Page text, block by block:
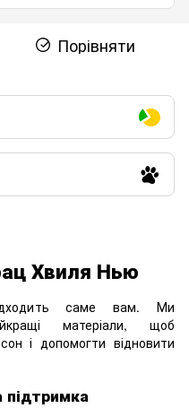
Порівняти
Хвиля Нью
саме вам. Ми
матеріали, щоб
і допомогти відновити